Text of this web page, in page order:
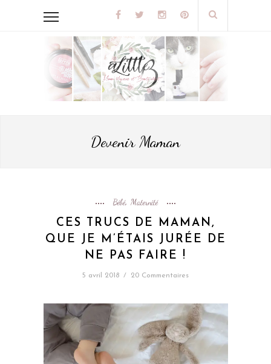
Devenir Maman
Bébé, Maternité
CES TRUCS DE MAMAN,
QUE JE M’ÉTAIS JURÉE DE
NE PAS FAIRE !
5 avril 2018 / 20 Commentaires